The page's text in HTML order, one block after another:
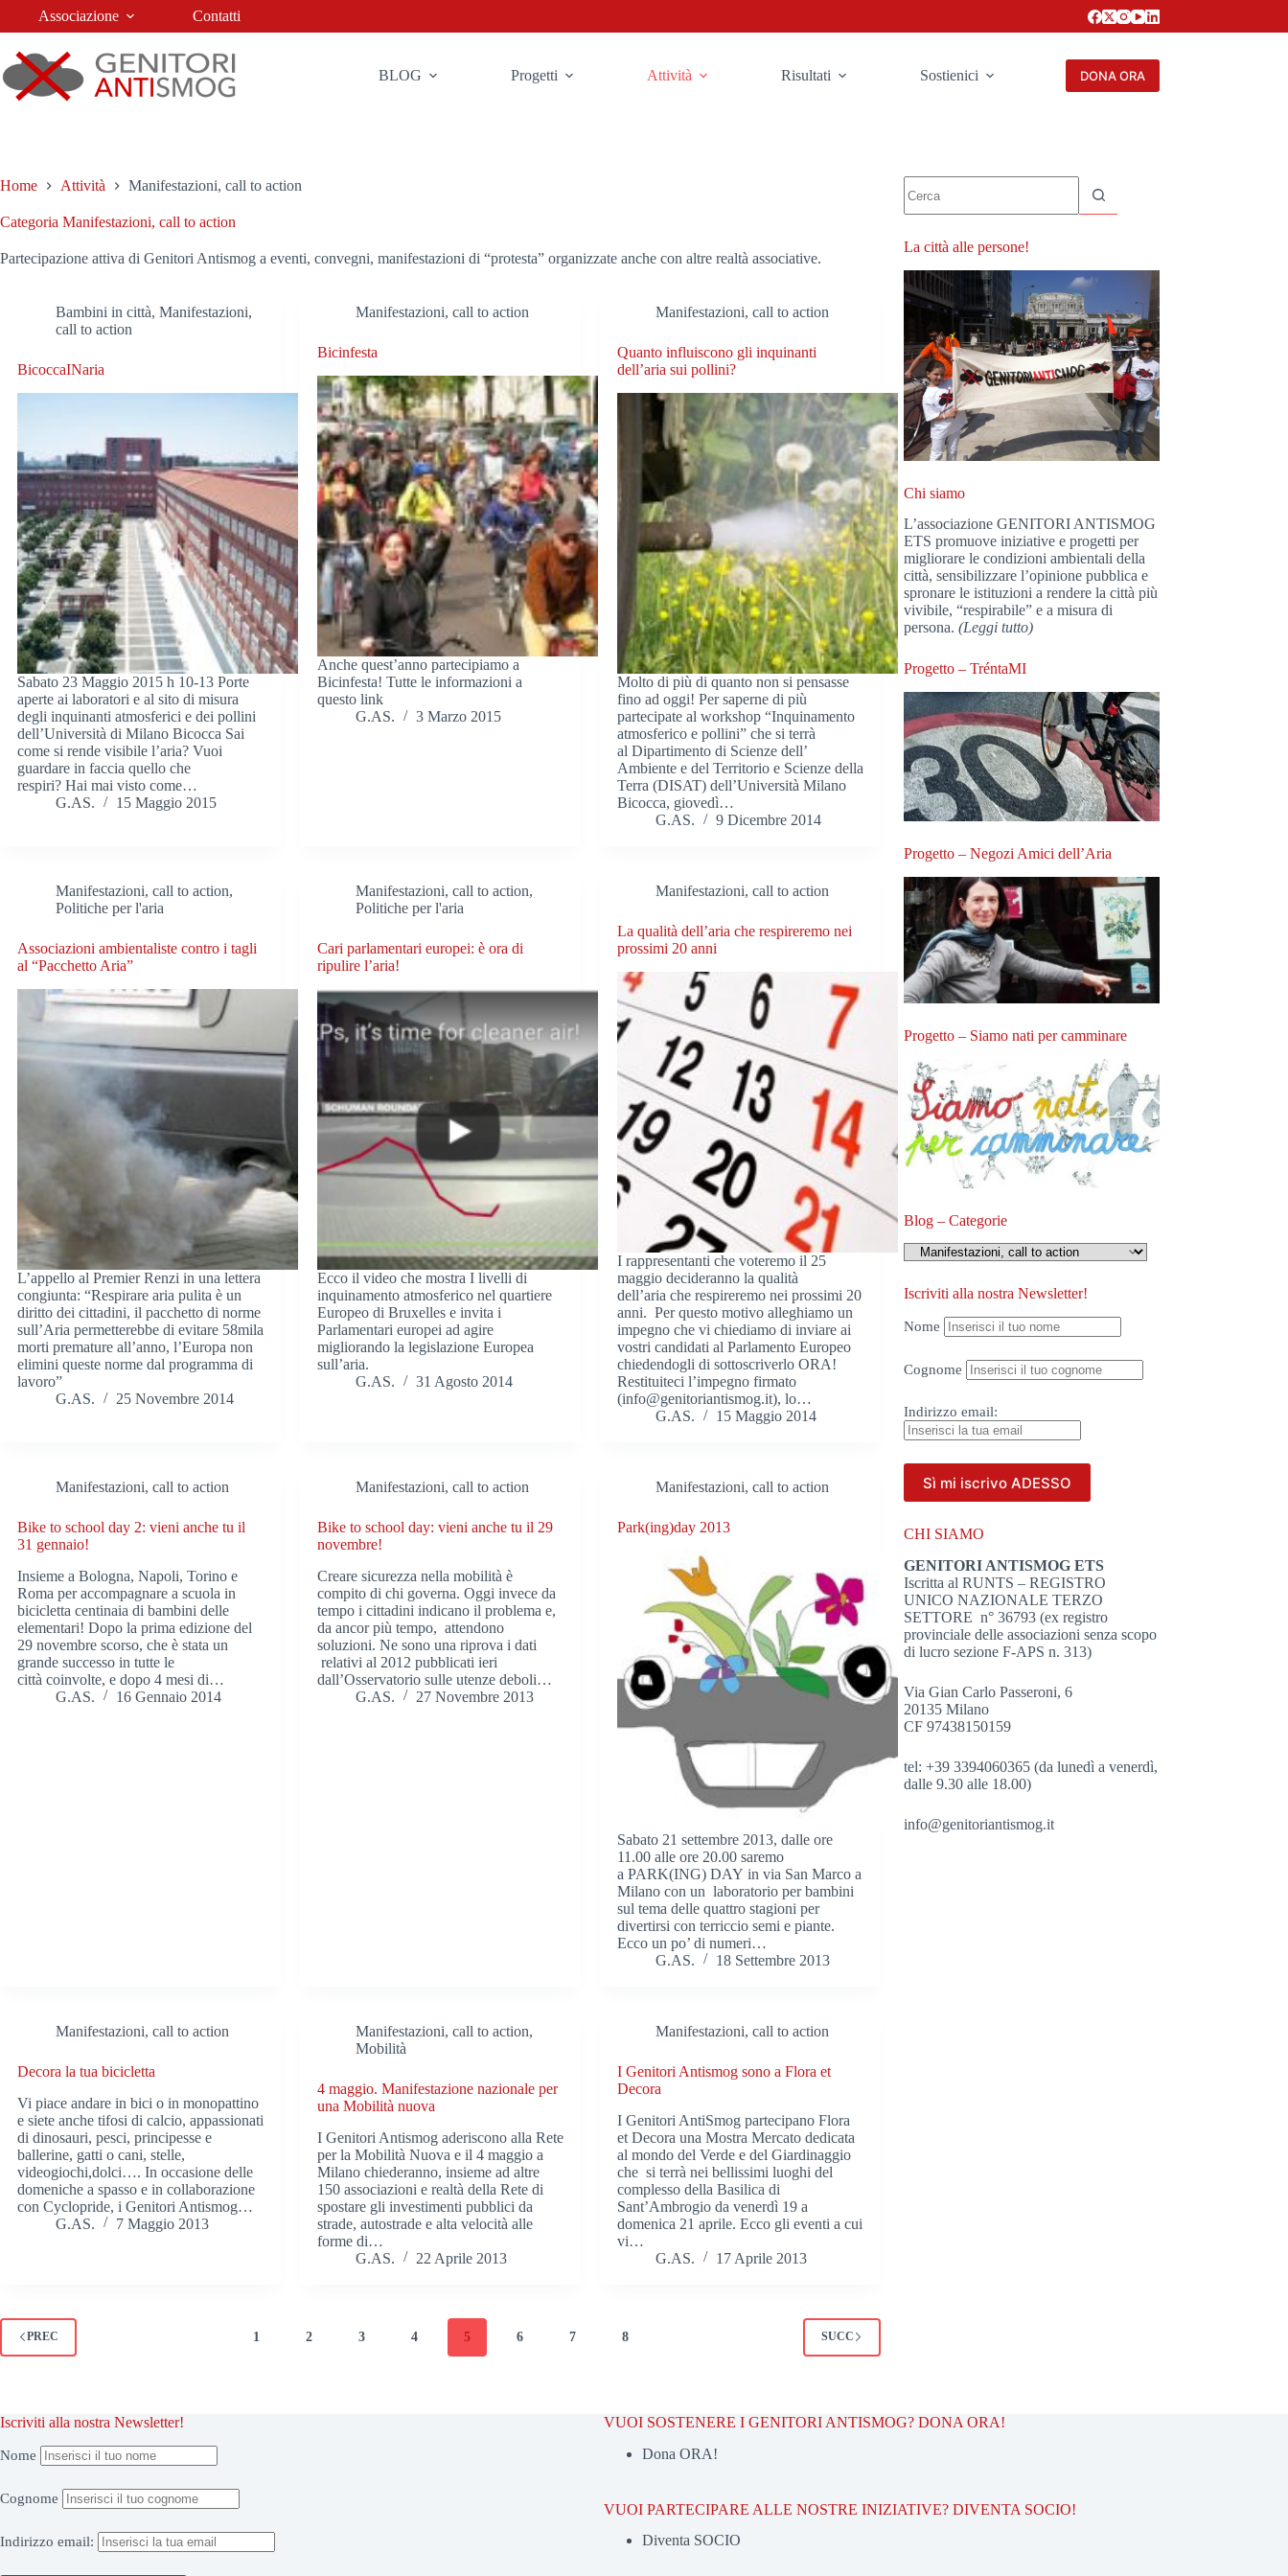
Associazione Contatti
BLOG Progetti Attività Risultati Sostienici DONA ORA
Home Attività Manifestazioni, call to action
Categoria Manifestazioni, call to action
Partecipazione attiva di Genitori Antismog a eventi, convegni, manifestazioni di “protesta” organizzate anche con altre realtà associative.
Bambini in città, Manifestazioni,
call to action
BicoccaINaria
Sabato 23 Maggio 2015 h 10-13 Porte
aperte ai laboratori e al sito di misura
degli inquinanti atmosferici e dei pollini
dell’Università di Milano Bicocca Sai
come si rende visibile l’aria? Vuoi
guardare in faccia quello che
respiri? Hai mai visto come…
G.AS.
15 Maggio 2015
Manifestazioni, call to action
Bicinfesta
Anche quest’anno partecipiamo a
Bicinfesta! Tutte le informazioni a
questo link
G.AS.
3 Marzo 2015
Manifestazioni, call to action
Quanto influiscono gli inquinanti
dell’aria sui pollini?
Molto di più di quanto non si pensasse
fino ad oggi! Per saperne di più
partecipate al workshop “Inquinamento
atmosferico e pollini” che si terrà
al Dipartimento di Scienze dell’
Ambiente e del Territorio e Scienze della
Terra (DISAT) dell’Università Milano
Bicocca, giovedì…
G.AS.
9 Dicembre 2014
Manifestazioni, call to action,
Politiche per l'aria
Associazioni ambientaliste contro i tagli
al “Pacchetto Aria”
L’appello al Premier Renzi in una lettera
congiunta: “Respirare aria pulita è un
diritto dei cittadini, il pacchetto di norme
sull’Aria permetterebbe di evitare 58mila
morti premature all’anno, l’Europa non
elimini queste norme dal programma di
lavoro”
G.AS.
25 Novembre 2014
Manifestazioni, call to action,
Politiche per l'aria
Cari parlamentari europei: è ora di
ripulire l’aria!
Ecco il video che mostra I livelli di
inquinamento atmosferico nel quartiere
Europeo di Bruxelles e invita i
Parlamentari europei ad agire
migliorando la legislazione Europea
sull’aria.
G.AS.
31 Agosto 2014
Manifestazioni, call to action
La qualità dell’aria che respireremo nei
prossimi 20 anni
I rappresentanti che voteremo il 25
maggio decideranno la qualità
dell’aria che respireremo nei prossimi 20
anni. Per questo motivo alleghiamo un
impegno che vi chiediamo di inviare ai
vostri candidati al Parlamento Europeo
chiedendogli di sottoscriverlo ORA!
Restituiteci l’impegno firmato
(info@genitoriantismog.it), lo…
G.AS.
15 Maggio 2014
Manifestazioni, call to action
Bike to school day 2: vieni anche tu il
31 gennaio!
Insieme a Bologna, Napoli, Torino e
Roma per accompagnare a scuola in
bicicletta centinaia di bambini delle
elementari! Dopo la prima edizione del
29 novembre scorso, che è stata un
grande successo in tutte le
città coinvolte, e dopo 4 mesi di…
G.AS.
16 Gennaio 2014
Manifestazioni, call to action
Bike to school day: vieni anche tu il 29
novembre!
Creare sicurezza nella mobilità è
compito di chi governa. Oggi invece da
tempo i cittadini indicano il problema e,
da ancor più tempo, attendono
soluzioni. Ne sono una riprova i dati
relativi al 2012 pubblicati ieri
dall’Osservatorio sulle utenze deboli…
G.AS.
27 Novembre 2013
Manifestazioni, call to action
Park(ing)day 2013
Sabato 21 settembre 2013, dalle ore
11.00 alle ore 20.00 saremo
a PARK(ING) DAY in via San Marco a
Milano con un laboratorio per bambini
sul tema delle quattro stagioni per
divertirsi con terriccio semi e piante.
Ecco un po’ di numeri…
G.AS.
18 Settembre 2013
Manifestazioni, call to action
Decora la tua bicicletta
Vi piace andare in bici o in monopattino
e siete anche tifosi di calcio, appassionati
di dinosauri, pesci, principesse e
ballerine, gatti o cani, stelle,
videogiochi,dolci…. In occasione delle
domeniche a spasso e in collaborazione
con Cyclopride, i Genitori Antismog…
G.AS.
7 Maggio 2013
Manifestazioni, call to action,
Mobilità
4 maggio. Manifestazione nazionale per
una Mobilità nuova
I Genitori Antismog aderiscono alla Rete
per la Mobilità Nuova e il 4 maggio a
Milano chiederanno, insieme ad altre
150 associazioni e realtà della Rete di
spostare gli investimenti pubblici da
strade, autostrade e alta velocità alle
forme di…
G.AS.
22 Aprile 2013
Manifestazioni, call to action
I Genitori Antismog sono a Flora et
Decora
I Genitori AntiSmog partecipano Flora
et Decora una Mostra Mercato dedicata
al mondo del Verde e del Giardinaggio
che si terrà nei bellissimi luoghi del
complesso della Basilica di
Sant’Ambrogio da venerdì 19 a
domenica 21 aprile. Ecco gli eventi a cui
vi…
G.AS.
17 Aprile 2013
PREC 1 2 3 4 5 6 7 8 SUCC
risultato
La città alle persone!
Chi siamo
L’associazione GENITORI ANTISMOG
ETS promuove iniziative e progetti per
migliorare le condizioni ambientali della
città, sensibilizzare l’opinione pubblica e
spronare le istituzioni a rendere la città più
vivibile, “respirabile” e a misura di
persona.(Leggi tutto)
Progetto – TréntaMI
Progetto – Negozi Amici dell’Aria
Progetto – Siamo nati per camminare
Blog – Categorie
Blog
–
Iscriviti alla nostra Newsletter!
Nome
Cognome
Indirizzo email:
CHI SIAMO
GENITORI ANTISMOG ETS
Iscritta al RUNTS – REGISTRO
UNICO NAZIONALE TERZO
SETTORE n° 36793 (ex registro
provinciale delle associazioni senza scopo
di lucro sezione F-APS n. 313)
Via Gian Carlo Passeroni, 6
20135 Milano
CF 97438150159
tel: +39 3394060365 (da lunedì a venerdì,
dalle 9.30 alle 18.00)
info@genitoriantismog.it
Iscriviti alla nostra Newsletter!
Nome
Cognome
Indirizzo email:
VUOI SOSTENERE I GENITORI ANTISMOG? DONA ORA!
Dona ORA!
VUOI PARTECIPARE ALLE NOSTRE INIZIATIVE? DIVENTA SOCIO!
Diventa SOCIO